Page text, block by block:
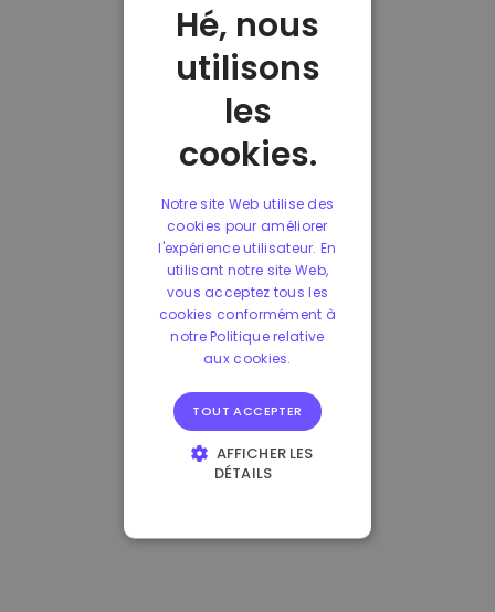
Hé, nous
utilisons
les
cookies.
Notre site Web utilise des
cookies pour améliorer
l'expérience utilisateur. En
utilisant notre site Web,
vous acceptez tous les
cookies conformément à
notre Politique relative
aux cookies.
TOUT ACCEPTER
AFFICHER LES
DÉTAILS